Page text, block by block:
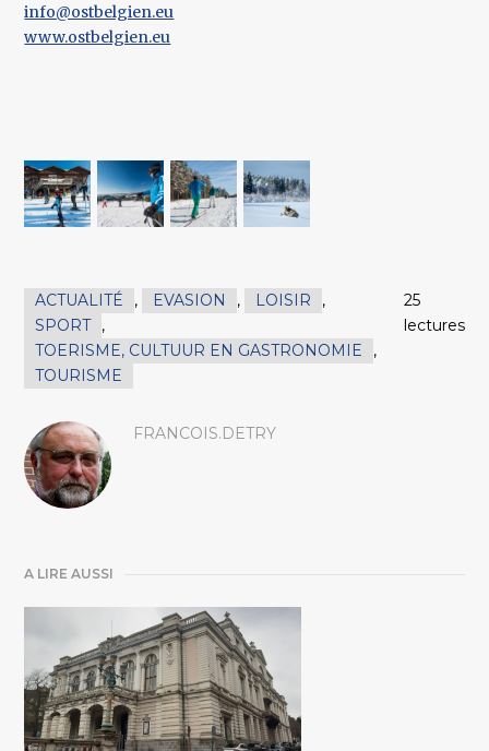
info@ostbelgien.eu
www.ostbelgien.eu
ACTUALITÉ , EVASION , LOISIR
,
SPORT ,
TOERISME, CULTUUR EN GASTRONOMIE
,
TOURISME
25
lectures
FRANCOIS.DETRY
A LIRE AUSSI